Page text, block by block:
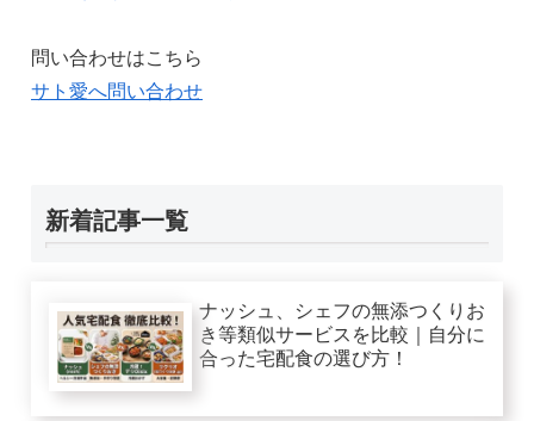
問い合わせはこちら
サト愛へ問い合わせ
新着記事一覧
ナッシュ、シェフの無添つくりお
き等類似サービスを比較｜自分に
合った宅配食の選び方！